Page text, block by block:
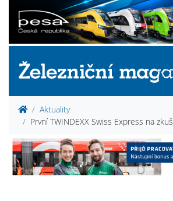
Aktuality
První TWINDEXX Swiss Express na